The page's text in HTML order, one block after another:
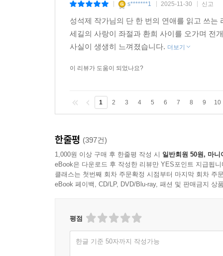
s*******1 2025-11-30 신고
성석제 작가님의 단 한 번의 연애를 읽고 쓰
세길의 사랑이 좌절과 환희 사이를 오가며 전
사실이 생생히 느껴졌습니다. 더보기
이 리뷰가 도움이 되었나요?
1 2 3 4 5 6 7 8 9 10
한줄평 (397건)
1,000원 이상 구매 후 한줄평 작성 시 일반회원 50원, 마니
eBook은 다운로드 후 작성한 리뷰만 YES포인트 지급됩니
클래스는 첫번째 회차 주문확정 시점부터 마지막 회차 주
eBook 페이백, CD/LP, DVD/Blu-ray, 패션 및 판매금지 상
평점
한글 기준 50자까지 작성가능